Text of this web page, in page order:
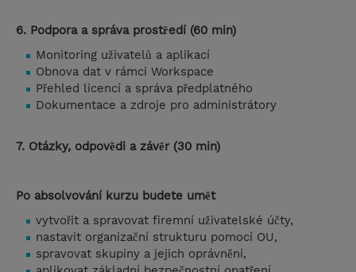
6. Podpora a správa prostředí (60 min)
Monitoring uživatelů a aplikací
Obnova dat v rámci Workspace
Přehled licencí a správa předplatného
Dokumentace a zdroje pro administrátory
7. Otázky, odpovědi a závěr (30 min)
Po absolvování kurzu budete umět
vytvořit a spravovat firemní uživatelské účty,
nastavit organizační strukturu pomocí OU,
spravovat skupiny a jejich oprávnění,